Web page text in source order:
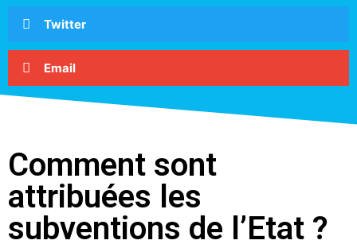
Twitter
Email
Comment sont
attribuées les
subventions de l’Etat ?